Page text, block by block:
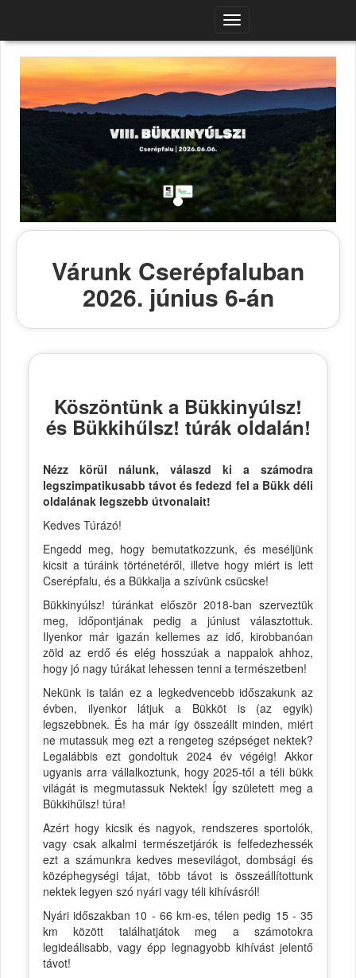
Navigációs
menü
Várunk Cserépfaluban
2026. június 6-án
Köszöntünk a Bükkinyúlsz!
és Bükkihűlsz! túrák oldalán!
Nézz körül nálunk, válaszd ki a számodra
legszimpatikusabb távot és fedezd fel a Bükk déli
oldalának legszebb útvonalait!
Kedves Túrázó!
Engedd meg, hogy bemutatkozzunk, és meséljünk
kicsit a túráink történetéről, illetve hogy miért is lett
Cserépfalu, és a Bükkalja a szívünk csücske!
Bükkinyúlsz! túránkat először 2018-ban szerveztük
meg, időpontjának pedig a júniust választottuk.
Ilyenkor már igazán kellemes az idő, kirobbanóan
zöld az erdő és elég hosszúak a nappalok ahhoz,
hogy jó nagy túrákat lehessen tenni a természetben!
Nekünk is talán ez a legkedvencebb időszakunk az
évben, ilyenkor látjuk a Bükköt is (az egyik)
legszebbnek. És ha már így összeállt minden, miért
ne mutassuk meg ezt a rengeteg szépséget nektek?
Legalábbis ezt gondoltuk 2024 év végéig! Akkor
ugyanis arra vállalkoztunk, hogy 2025-től a téli bükk
világát is megmutassuk Nektek! Így született meg a
Bükkihűlsz! túra!
Azért hogy kicsik és nagyok, rendszeres sportolók,
vagy csak alkalmi természetjárók is felfedezhessék
ezt a számunkra kedves mesevilágot, dombsági és
középhegységi tájat, több távot is összeállítottunk
nektek legyen szó nyári vagy téli kihívásról!
Nyári időszakban 10 - 66 km-es, télen pedig 15 - 35
km között találhatjátok meg a számotokra
legideálisabb, vagy épp legnagyobb kihívást jelentő
távot!